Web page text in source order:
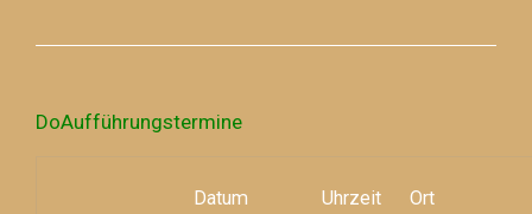
DoAufführungstermine
Datum Uhrzeit Ort